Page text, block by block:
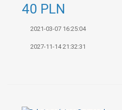
40 PLN
2021-03-07 16:25:04
2027-11-14 21:32:31